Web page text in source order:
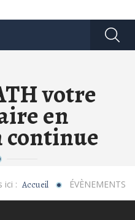
votre
en
ici : Accueil ÉVÈNEMENTS